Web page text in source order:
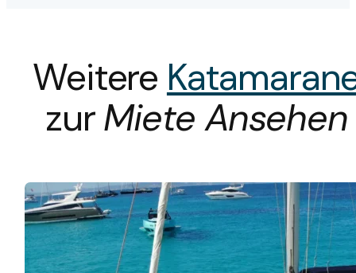
Weitere
zurMiete Ansehen